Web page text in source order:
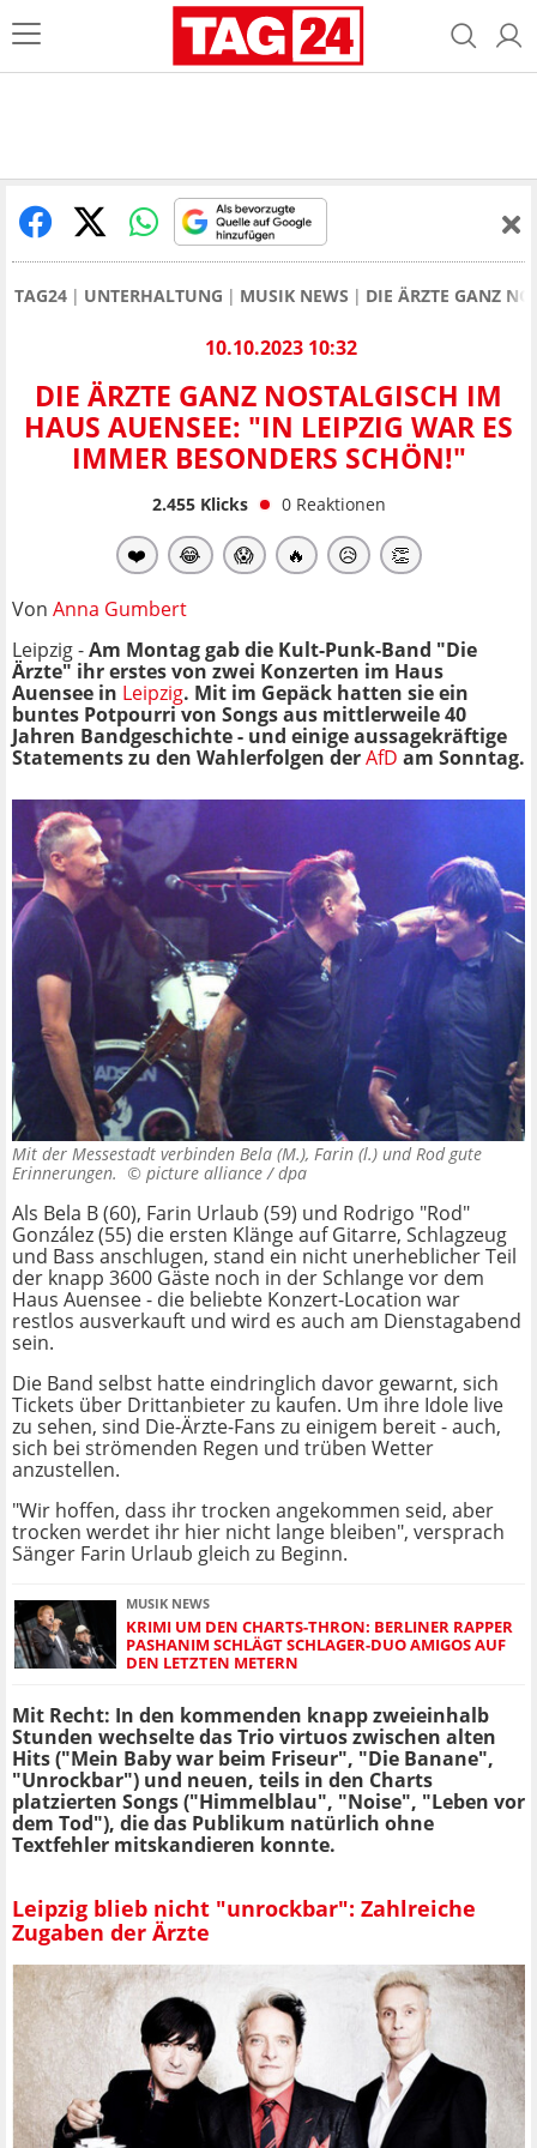
TAG24 UNTERHALTUNG MUSIK NEWS DIE ÄRZTE GANZ
10.10.2023 10:32
DIE ÄRZTE GANZ NOSTALGISCH IM
HAUS AUENSEE: "IN LEIPZIG WAR ES
IMMER BESONDERS SCHÖN!"
2.455Klicks 0 Reaktionen
❤️ 😂 😱 🔥 😥 👏
Von Anna Gumbert
Leipzig -Am Montag gab die Kult-Punk-Band "Die
Ärzte" ihr erstes von zwei Konzerten im Haus
Auensee in Leipzig. Mit im Gepäck hatten sie ein
buntes Potpourri von Songs aus mittlerweile 40
Jahren Bandgeschichte - und einige aussagekräftige
Statements zu den Wahlerfolgen derAfD am Sonntag.
Mit der Messestadt verbinden Bela (M.), Farin (l.) und Rod gute
Erinnerungen. © picture alliance / dpa
Als Bela B (60), Farin Urlaub (59) und Rodrigo "Rod"
González (55) die ersten Klänge auf Gitarre, Schlagzeug
und Bass anschlugen, stand ein nicht unerheblicher Teil
der knapp 3600 Gäste noch in der Schlange vor dem
Haus Auensee - die beliebte Konzert-Location war
restlos ausverkauft und wird es auch am Dienstagabend
sein.
Die Band selbst hatte eindringlich davor gewarnt, sich
Tickets über Drittanbieter zu kaufen. Um ihre Idole live
zu sehen, sind Die-Ärzte-Fans zu einigem bereit - auch,
sich bei strömenden Regen und trüben Wetter
anzustellen.
"Wir hoffen, dass ihr trocken angekommen seid, aber
trocken werdet ihr hier nicht lange bleiben", versprach
Sänger Farin Urlaub gleich zu Beginn.
MUSIK NEWS
KRIMI UM DEN CHARTS-THRON: BERLINER RAPPER
PASHANIM SCHLÄGT SCHLAGER-DUO AMIGOS AUF
DEN LETZTEN METERN
Mit Recht: In den kommenden knapp zweieinhalb
Stunden wechselte das Trio virtuos zwischen alten
Hits ("Mein Baby war beim Friseur", "Die Banane",
"Unrockbar") und neuen, teils in den Charts
platzierten Songs ("Himmelblau", "Noise", "Leben vor
dem Tod"), die das Publikum natürlich ohne
Textfehler mitskandieren konnte.
Leipzig blieb nicht "unrockbar": Zahlreiche
Zugaben der Ärzte